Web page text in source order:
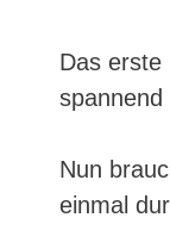
Das erste
spannend
Nun
einmal